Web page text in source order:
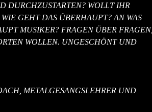
DURCHZUSTARTEN? WOLLT IHR
GEHT DAS ÜBERHAUPT? AN WAS
MUSIKER? FRAGEN ÜBER FRAGEN,
WOLLEN. UNGESCHÖNT UND
METALGESANGSLEHRER UND